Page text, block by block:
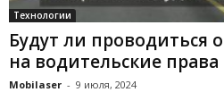
Технологии
Будут ли проводиться
на водительские права
Mobilaser - 9 июля, 2024